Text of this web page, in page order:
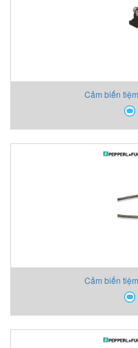
Cảm biến
Cảm biến